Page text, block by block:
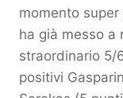
momento
ha già messo a
straordinario 5/
positivi